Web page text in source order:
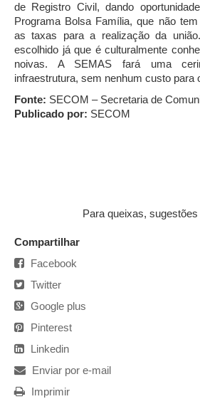
de Registro Civil, dando
Programa Bolsa Família, que não
as taxas para a realização da
escolhido já que é culturalmente
noivas. A SEMAS fará uma
infraestrutura, sem nenhum custo para
Fonte: SECOM – Secretaria de
Publicado por: SECOM
Para queixas, sugestões
Compartilhar
Facebook
Twitter
Google plus
Pinterest
Linkedin
Enviar por e-mail
Imprimir